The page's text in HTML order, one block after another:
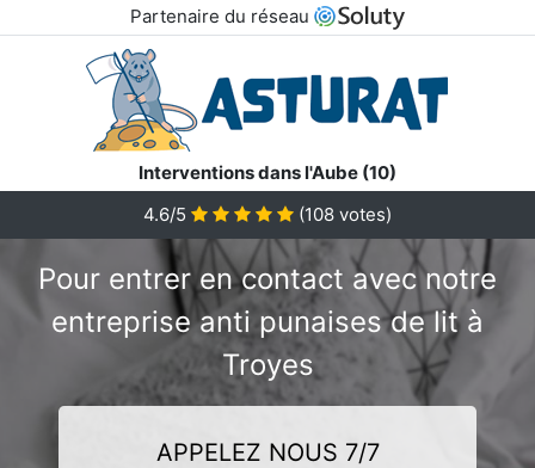
Partenaire du réseau
Interventions dans l'Aube (10)
4.6/5
(108 votes)
Pour entrer en contact avec notre
entreprise anti punaises de lit à
Troyes
APPELEZ NOUS 7/7